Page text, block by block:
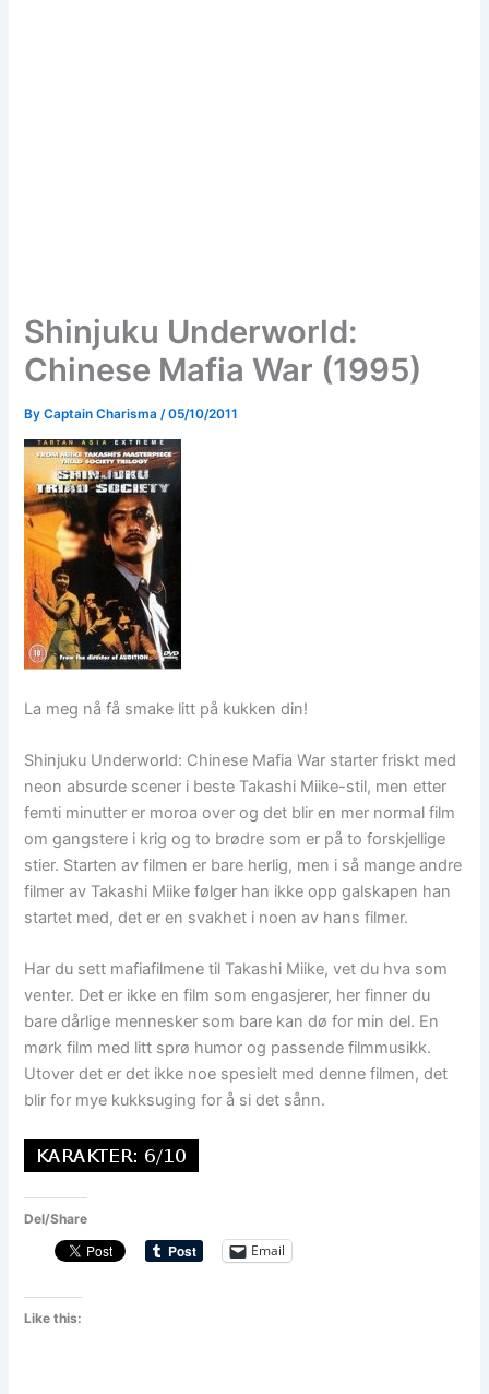
Shinjuku Underworld:
Chinese Mafia War (1995)
ByCaptain Charisma /05/10/2011
La meg nå få smake litt på kukken din!
Shinjuku Underworld: Chinese Mafia War starter friskt med
neon absurde scener i beste Takashi Miike-stil, men etter
femti minutter er moroa over og det blir en mer normal film
om gangstere i krig og to brødre som er på to forskjellige
stier. Starten av filmen er bare herlig, men i så mange andre
filmer av Takashi Miike følger han ikke opp galskapen han
startet med, det er en svakhet i noen av hans filmer.
Har du sett mafiafilmene til Takashi Miike, vet du hva som
venter. Det er ikke en film som engasjerer, her finner du
bare dårlige mennesker som bare kan dø for min del. En
mørk film med litt sprø humor og passende filmmusikk.
Utover det er det ikke noe spesielt med denne filmen, det
blir for mye kukksuging for å si det sånn.
Del/Share
Email
Like this: